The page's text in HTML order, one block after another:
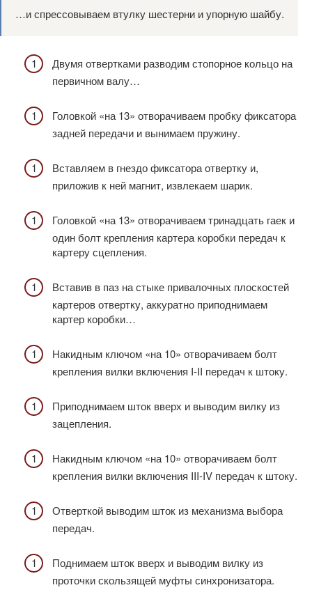
…и спрессовываем втулку шестерни и упорную шайбу.
Двумя отвертками разводим стопорное кольцо на
первичном валу…
Головкой «на 13» отворачиваем пробку фиксатора
задней передачи и вынимаем пружину.
Вставляем в гнездо фиксатора отвертку и,
приложив к ней магнит, извлекаем шарик.
Головкой «на 13» отворачиваем тринадцать гаек и
один болт крепления картера коробки передач к
картеру сцепления.
Вставив в паз на стыке привалочных плоскостей
картеров отвертку, аккуратно приподнимаем
картер коробки…
Накидным ключом «на 10» отворачиваем болт
крепления вилки включения I-II передач к штоку.
Приподнимаем шток вверх и выводим вилку из
зацепления.
Накидным ключом «на 10» отворачиваем болт
крепления вилки включения III-IV передач к штоку.
Отверткой выводим шток из механизма выбора
передач.
Поднимаем шток вверх и выводим вилку из
проточки скользящей муфты синхронизатора.